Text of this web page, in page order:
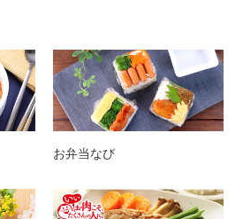
お弁当なび